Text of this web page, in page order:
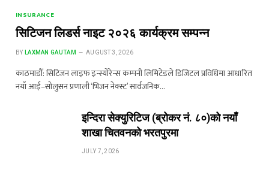
INSURANCE
सिटिजन लिडर्स नाइट २०२६ कार्यक्रम सम्पन्न
BY LAXMAN GAUTAM AUGUST 3, 2026
काठमाडौँ: सिटिजन लाइफ इन्स्योरेन्स कम्पनी लिमिटेडले डिजिटल प्रविधिमा आधारित
नयाँ आई–सोलुसन प्रणाली ‘भिजन नेक्स्ट’ सार्वजनिक…
इन्दिरा सेक्युरिटिज (ब्रोकर नं. ८०)को नयाँ
शाखा चितवनको भरतपुरमा
JULY 7, 2026